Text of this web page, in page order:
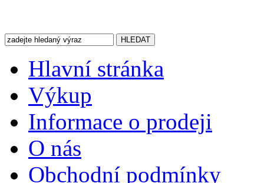
Hlavní stránka
Výkup
Informace o prodeji
O nás
Obchodní podmínky